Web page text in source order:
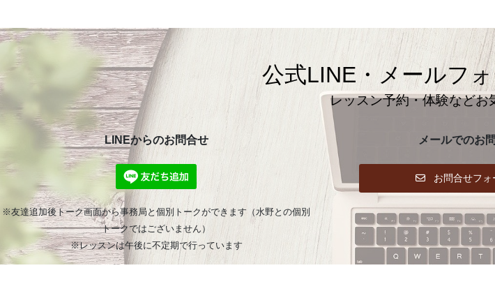
公式LINE・メールフ
レッスン予約・体験などお
LINEからのお問合せ
※友達追加後トーク画面から事務局と個別トークができます（水野との個別
トークではございません）
※レッスンは午後に不定期で行っています
メールでのお
お問合せフォ